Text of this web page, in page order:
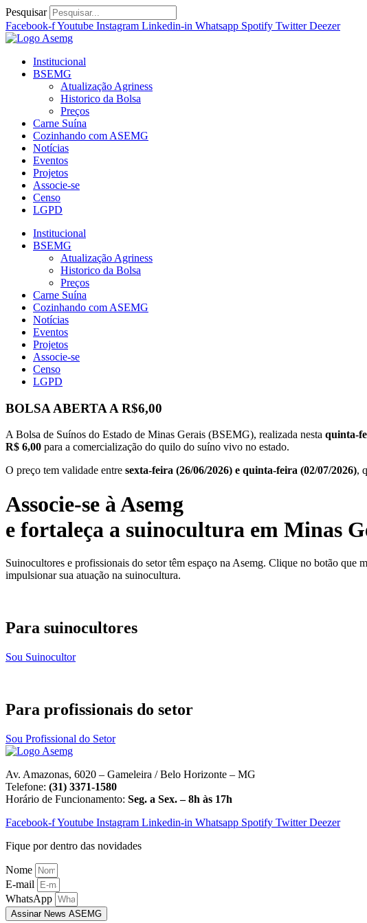
Ir
para
o
conteúdo
Pesquisar
Facebook-fYoutube Instagram Linkedin-in Whatsapp Spotify Twitter Deezer
Institucional
BSEMG
Atualização Agriness
Historico da Bolsa
Preços
Carne Suína
Cozinhando com ASEMG
Notícias
Eventos
Projetos
Associe-se
Censo
LGPD
Institucional
BSEMG
Atualização Agriness
Historico da Bolsa
Preços
Carne Suína
Cozinhando com ASEMG
Notícias
Eventos
Projetos
Associe-se
Censo
LGPD
BOLSA ABERTA A R$6,00
A Bolsa de Suínos do Estado de Minas Gerais (BSEMG), realizada nesta quinta-
R$ 6,00 para a comercialização do quilo do suíno vivo no estado.
O preço tem validade entre sexta-feira (26/06/2026) e quinta-feira (02/07/2026),
Associe-se à Asemg
e fortaleça a suinocultura em Minas
Suinocultores e profissionais do setor têm espaço na Asemg. Clique no botão que
impulsionar sua atuação na suinocultura.
Para suinocultores
Sou Suinocultor
Para profissionais do setor
Sou Profissional do Setor
Av. Amazonas, 6020 – Gameleira / Belo Horizonte – MG
Telefone: (31) 3371-1580
Horário de Funcionamento: Seg. a Sex. – 8h às 17h
Facebook-fYoutube Instagram Linkedin-in Whatsapp Spotify Twitter Deezer
Fique por dentro das novidades
Nome
E-mail
WhatsApp
Assinar News ASEMG